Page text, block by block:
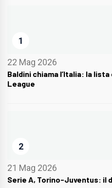
1
22 Mag 2026
Baldini chiama l’Italia: la
League
2
21 Mag 2026
Serie A, Torino-Juventus: il